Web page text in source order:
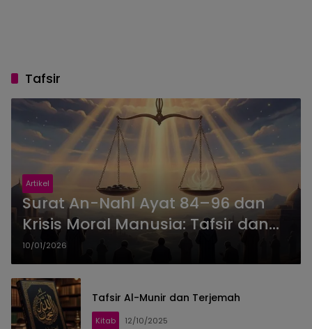
Tafsir
Artikel
Surat An-Nahl Ayat 84–96 dan
Krisis Moral Manusia: Tafsir dan
Renungan Iman
10/01/2026
Tafsir Al-Munir dan Terjemah
Kitab 12/10/2025